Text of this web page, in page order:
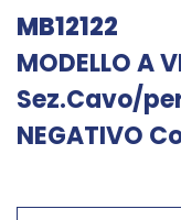
MB12122
MODELLO A
Sez.Cavo/
NEGATIVO